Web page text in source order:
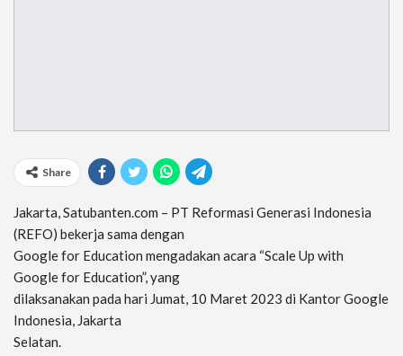
Share
Jakarta, Satubanten.com – PT Reformasi Generasi Indonesia
(REFO) bekerja sama dengan
Google for Education mengadakan acara “Scale Up with
Google for Education”, yang
dilaksanakan pada hari Jumat, 10 Maret 2023 di Kantor Google
Indonesia, Jakarta
Selatan.